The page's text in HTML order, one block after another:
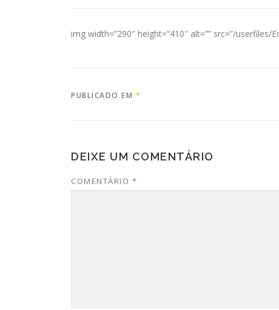
img width=”290″ height=”410″ alt=”” src=”/userfiles/
PUBLICADO EM *
DEIXE UM COMENTÁRIO
COMENTÁRIO *